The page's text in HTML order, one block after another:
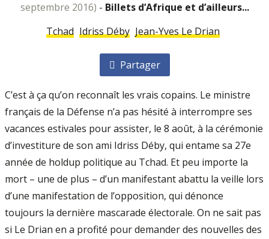
septembre 2016) - Billets d’Afrique et d’ailleurs...
Tchad Idriss Déby Jean-Yves Le Drian
Partager
C’est à ça qu’on reconnaît les vrais co­pains. Le ministre
français de la Défense n’a pas hésité à interrompre ses
vacances esti­vales pour assister, le 8 août, à la cérémonie
d’investiture de son ami Idriss Déby, qui entame sa 27e
année de hold­up politique au Tchad. Et peu importe la
mort – une de plus – d’un manifestant abattu la veille lors
d’une manifestation de l’opposition, qui dénonce
toujours la dernière mascarade électorale. On ne sait pas
si Le Drian en a profité pour demander des nouvelles des